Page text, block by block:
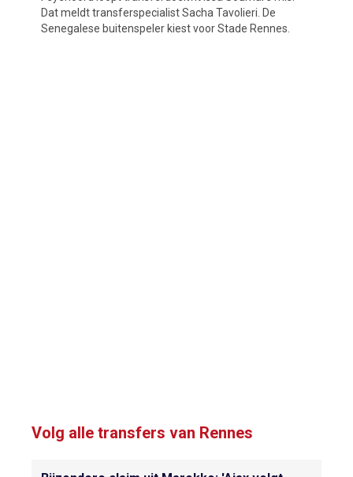
Dat meldt transferspecialist Sacha Tavolieri. De
Senegalese buitenspeler kiest voor Stade Rennes.
Volg alle transfers van Rennes